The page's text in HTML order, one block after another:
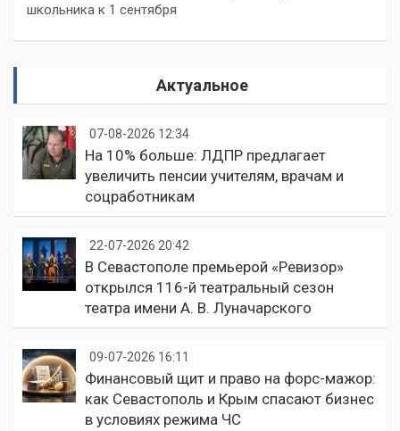
школьника к 1 сентября
Актуальное
07-08-2026 12:34
На 10% больше: ЛДПР предлагает
увеличить пенсии учителям, врачам и
соцработникам
22-07-2026 20:42
В Севастополе премьерой «Ревизор»
открылся 116-й театральный сезон
театра имени А. В. Луначарского
09-07-2026 16:11
Финансовый щит и право на форс-мажор:
как Севастополь и Крым спасают бизнес
в условиях режима ЧС